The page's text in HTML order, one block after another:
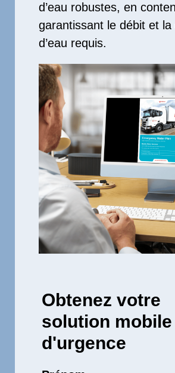
d’eau robustes, en
garantissant le débit et la
d’eau requis.
Obtenez votre
solution mobile
d'urgence